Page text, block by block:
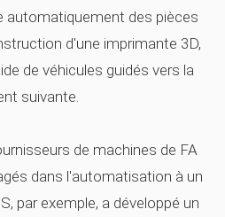
automatiquement des pièces
d'une imprimante 3D,
de véhicules guidés vers la
suivante.
de machines de FA
dans l'automatisation à un
par exemple, a développé un